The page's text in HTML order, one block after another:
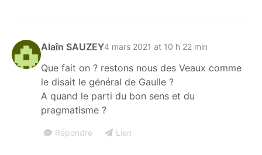
Alaîn SAUZEY4 mars 2021 at 10 h 22 min
Que fait on ? restons nous des Veaux comme
le disait le général de Gaulle ?
A quand le parti du bon sens et du
pragmatisme ?
Répondre Lien